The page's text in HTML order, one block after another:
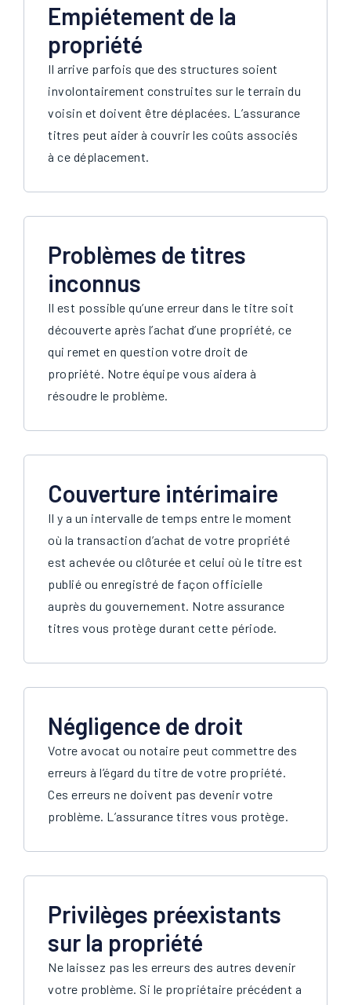
Empiétement de la
propriété
Il arrive parfois que des structures soient
involontairement construites sur le terrain du
voisin et doivent être déplacées. L’assurance
titres peut aider à couvrir les coûts associés
à ce déplacement.
Problèmes de titres
inconnus
Il est possible qu’une erreur dans le titre soit
découverte après l’achat d’une propriété, ce
qui remet en question votre droit de
propriété. Notre équipe vous aidera à
résoudre le problème.
Couverture intérimaire
Il y a un intervalle de temps entre le moment
où la transaction d’achat de votre propriété
est achevée ou clôturée et celui où le titre est
publié ou enregistré de façon officielle
auprès du gouvernement. Notre assurance
titres vous protège durant cette période.
Négligence de droit
Votre avocat ou notaire peut commettre des
erreurs à l’égard du titre de votre propriété.
Ces erreurs ne doivent pas devenir votre
problème. L’assurance titres vous protège.
Privilèges préexistants
sur la propriété
Ne laissez pas les erreurs des autres devenir
votre problème. Si le propriétaire précédent a